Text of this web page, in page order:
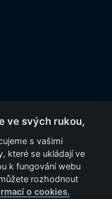
ve svých rukou,
s vašimi
které se ukládají ve
k fungování webu
rozhodnout
o cookies.